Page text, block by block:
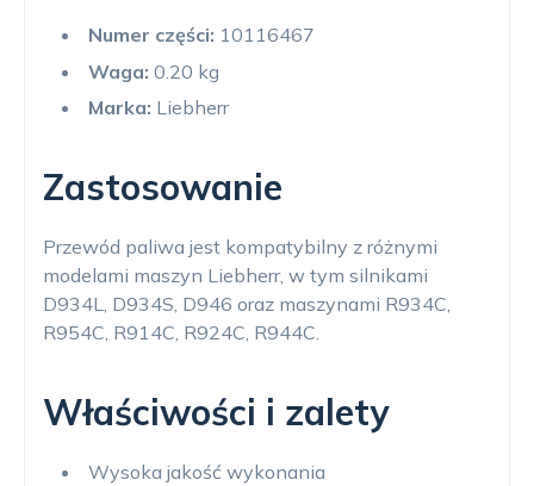
Numer części: 10116467
Waga: 0.20 kg
Marka: Liebherr
Zastosowanie
Przewód paliwa jest kompatybilny z różnymi
modelami maszyn Liebherr, w tym silnikami
D934L, D934S, D946 oraz maszynami R934C,
R954C, R914C, R924C, R944C.
Właściwości i zalety
Wysoka jakość wykonania